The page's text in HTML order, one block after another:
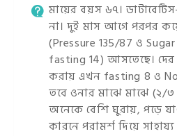
মায়ের বয়স ৬৭।
না। দুই মাস আগে পরপর
(Pressure 135/87 ও
fasting 14) আসতেছে।
করায় এখন fasting 8 ও
তবে ওনার মাঝে মাঝে (২/৩
অনেকে বেশি ঘুরায়, পড়ে
কারনে পরামর্শ দিয়ে